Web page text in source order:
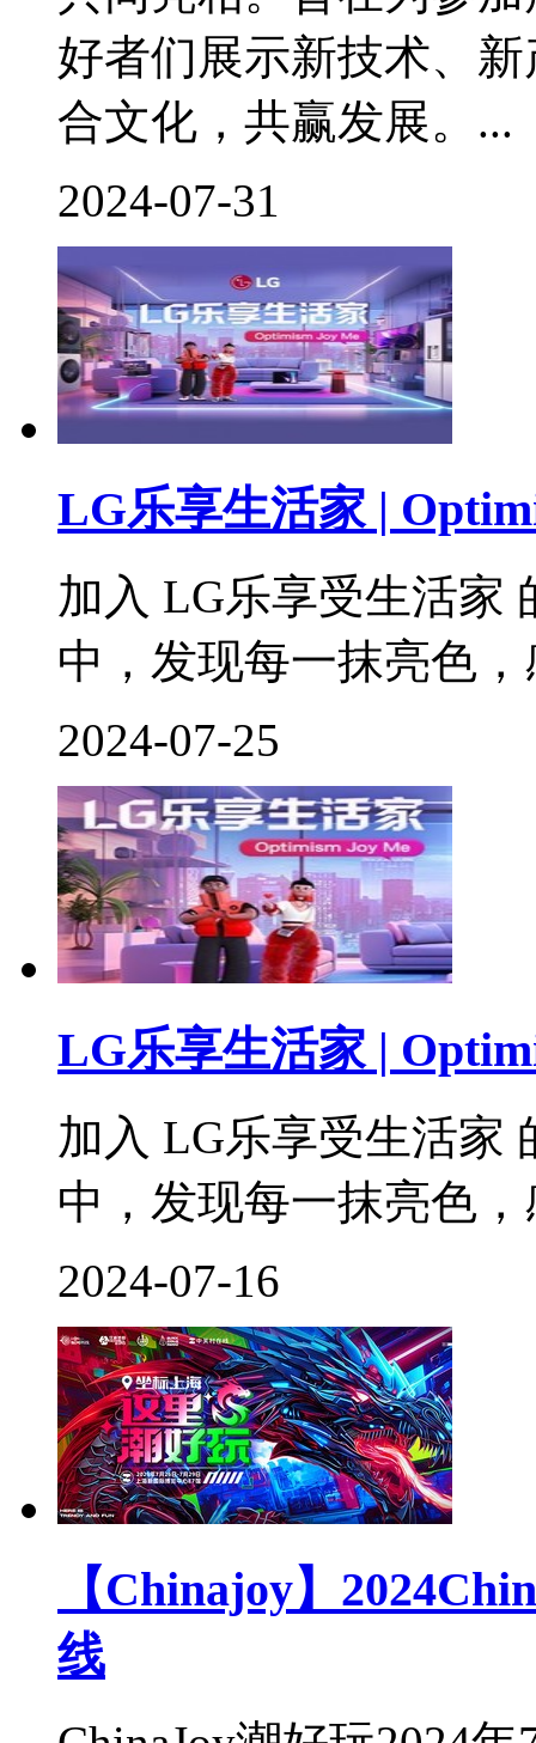
好者们展示新技术、
合文化，共赢发展。...
2024-07-31
LG乐享生活家 |
加入 LG乐享受生活家
中，发现每一抹亮色
2024-07-25
LG乐享生活家 |
加入 LG乐享受生活家
中，发现每一抹亮色
2024-07-16
【Chinajoy】
线